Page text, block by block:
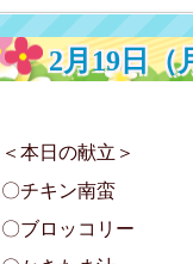
2月19日
＜本日の献立＞
〇チキン南蛮
〇ブロッコリー